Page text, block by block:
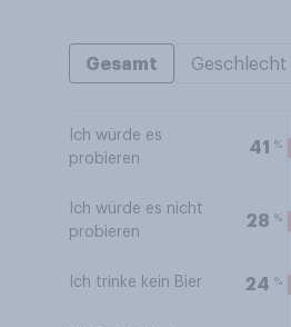
Gesamt Geschlecht
Ich würde es
probieren
41 %
Ich würde es nicht
probieren
28 %
Ich trinke kein Bier 24 %